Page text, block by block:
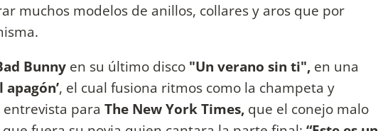
muchos modelos de anillos, collares y aros que por
Bunny en su último disco "Un verano sin ti", en una
apagón’, el cual fusiona ritmos como la champeta y
para The New York Times, que el conejo malo